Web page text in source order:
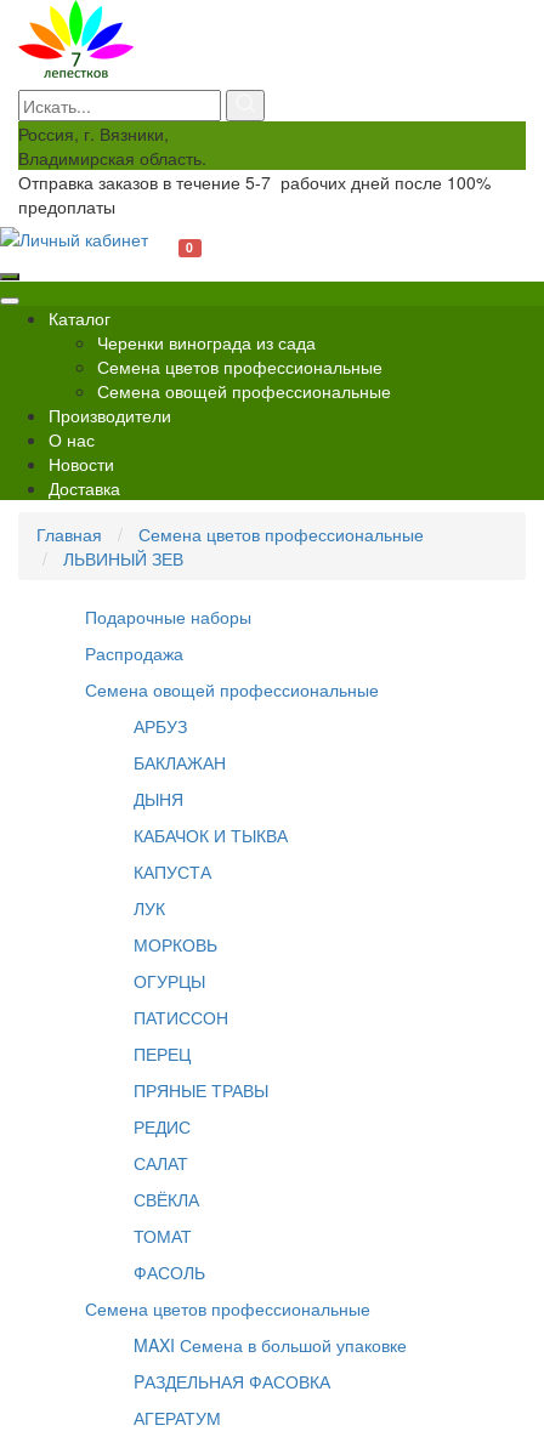
Россия, г. Вязники,
Владимирская область.
Отправка заказов в течение 5-7 рабочих дней после 100%
предоплаты
0
Каталог
Черенки винограда из сада
Семена цветов профессиональные
Семена овощей профессиональные
Производители
О нас
Новости
Доставка
Главная
Семена цветов профессиональные
ЛЬВИНЫЙ ЗЕВ
Подарочные наборы
Распродажа
Семена овощей профессиональные
АРБУЗ
БАКЛАЖАН
ДЫНЯ
КАБАЧОК И ТЫКВА
КАПУСТА
ЛУК
МОРКОВЬ
ОГУРЦЫ
ПАТИССОН
ПЕРЕЦ
ПРЯНЫЕ ТРАВЫ
РЕДИС
САЛАТ
СВЁКЛА
ТОМАТ
ФАСОЛЬ
Семена цветов профессиональные
MAXI Семена в большой упаковке
PАЗДЕЛЬНАЯ ФАСОВКА
АГЕРАТУМ